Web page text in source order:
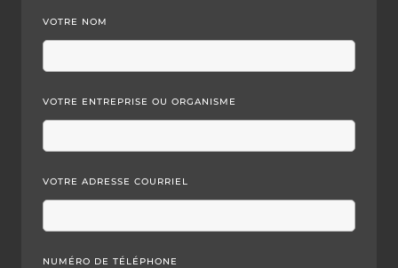
VOTRE NOM
VOTRE ENTREPRISE OU ORGANISME
VOTRE ADRESSE COURRIEL
NUMÉRO DE TÉLÉPHONE